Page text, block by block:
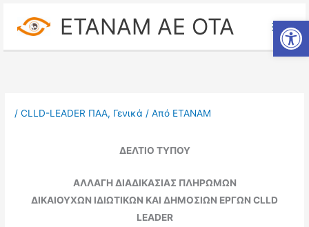
ETANAM ΑΕ ΟΤΑ
/CLLD-LEADER ΠΑΑ, Γενικά / Από ΕΤΑΝΑΜ
ΔΕΛΤΙΟ ΤΥΠΟΥ
ΑΛΛΑΓΗ ΔΙΑΔΙΚΑΣΙΑΣ ΠΛΗΡΩΜΩΝ
ΔΙΚΑΙΟΥΧΩΝ ΙΔΙΩΤΙΚΩΝ ΚΑΙ ΔΗΜΟΣΙΩΝ ΕΡΓΩΝ CLLD
LEADER